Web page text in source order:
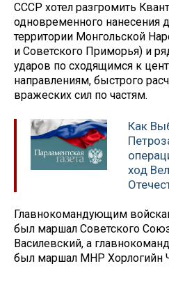
СССР хотел разгромить
одновременного нанесения
территории Монгольской
и Советского Приморья) и
ударов по сходящимся к
направлениям, быстрого
вражеских сил по частям.
Как
ход
Главнокомандующим
был маршал Советского
Василевский, а
был маршал МНР Хорлогийн